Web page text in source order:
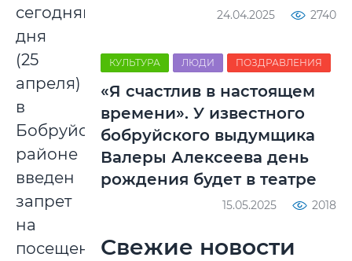
сегодняшнего
дня
(25
апреля)
в
Бобруйском
районе
введен
запрет
на
посещение
24.04.2025 2740
КУЛЬТУРА ЛЮДИ ПОЗДРАВЛЕНИЯ
«Я счастлив в настоящем
времени». У известного
бобруйского выдумщика
Валеры Алексеева день
рождения будет в театре
15.05.2025 2018
Свежие новости